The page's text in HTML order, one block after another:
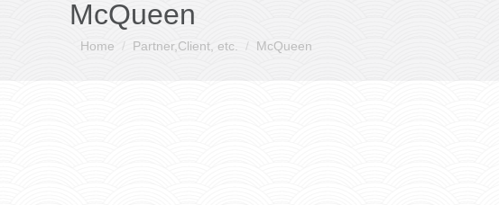
McQueen
You are here:
Home Partner,Client, etc. McQueen